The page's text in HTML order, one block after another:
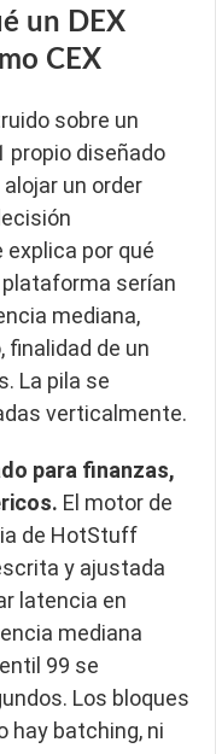
un DEX
CEX
sobre un
propio diseñado
un order
por qué
serían
mediana,
finalidad de un
La pila se
verticalmente.
para finanzas,
El motor de
de HotStuff
y ajustada
latencia en
mediana
99 se
Los bloques
hay batching, ni